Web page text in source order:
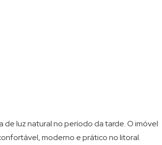
luz natural no período da tarde. O imóvel
moderno e prático no litoral.